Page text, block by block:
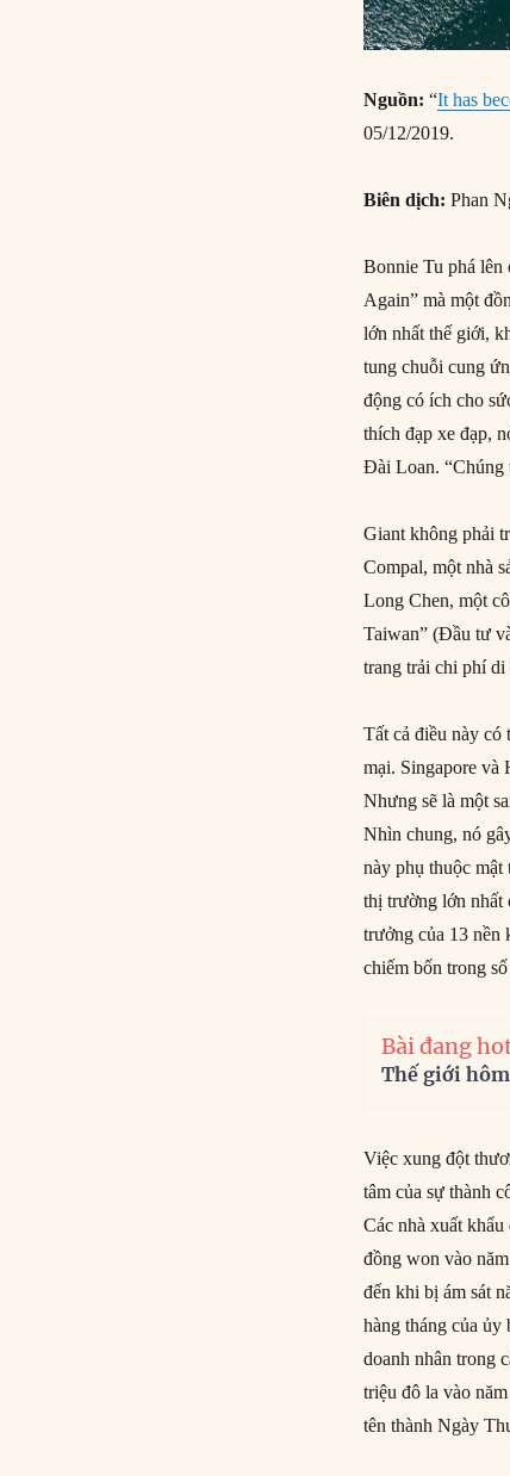
Nguồn:“It has
05/12/2019.
Biên dịch:Phan
Bonnie Tu phá lên
Again” mà một
lớn nhất thế giới,
tung chuỗi cung
động có ích cho
thích đạp xe đạp,
Đài Loan. “Chúng
Giant không phải
Compal, một nhà
Long Chen, một
Taiwan” (Đầu tư
trang trải chi phí
Tất cả điều này
mại. Singapore và
Nhưng sẽ là một
Nhìn chung, nó
này phụ thuộc
thị trường lớn nhất
trưởng của 13 nền
chiếm bốn trong
Bài đang
Thế giới
Việc xung đột
tâm của sự thành
Các nhà xuất
đồng won vào
đến khi bị ám sát
hàng tháng của ủy
doanh nhân trong
triệu đô la vào
tên thành Ngày